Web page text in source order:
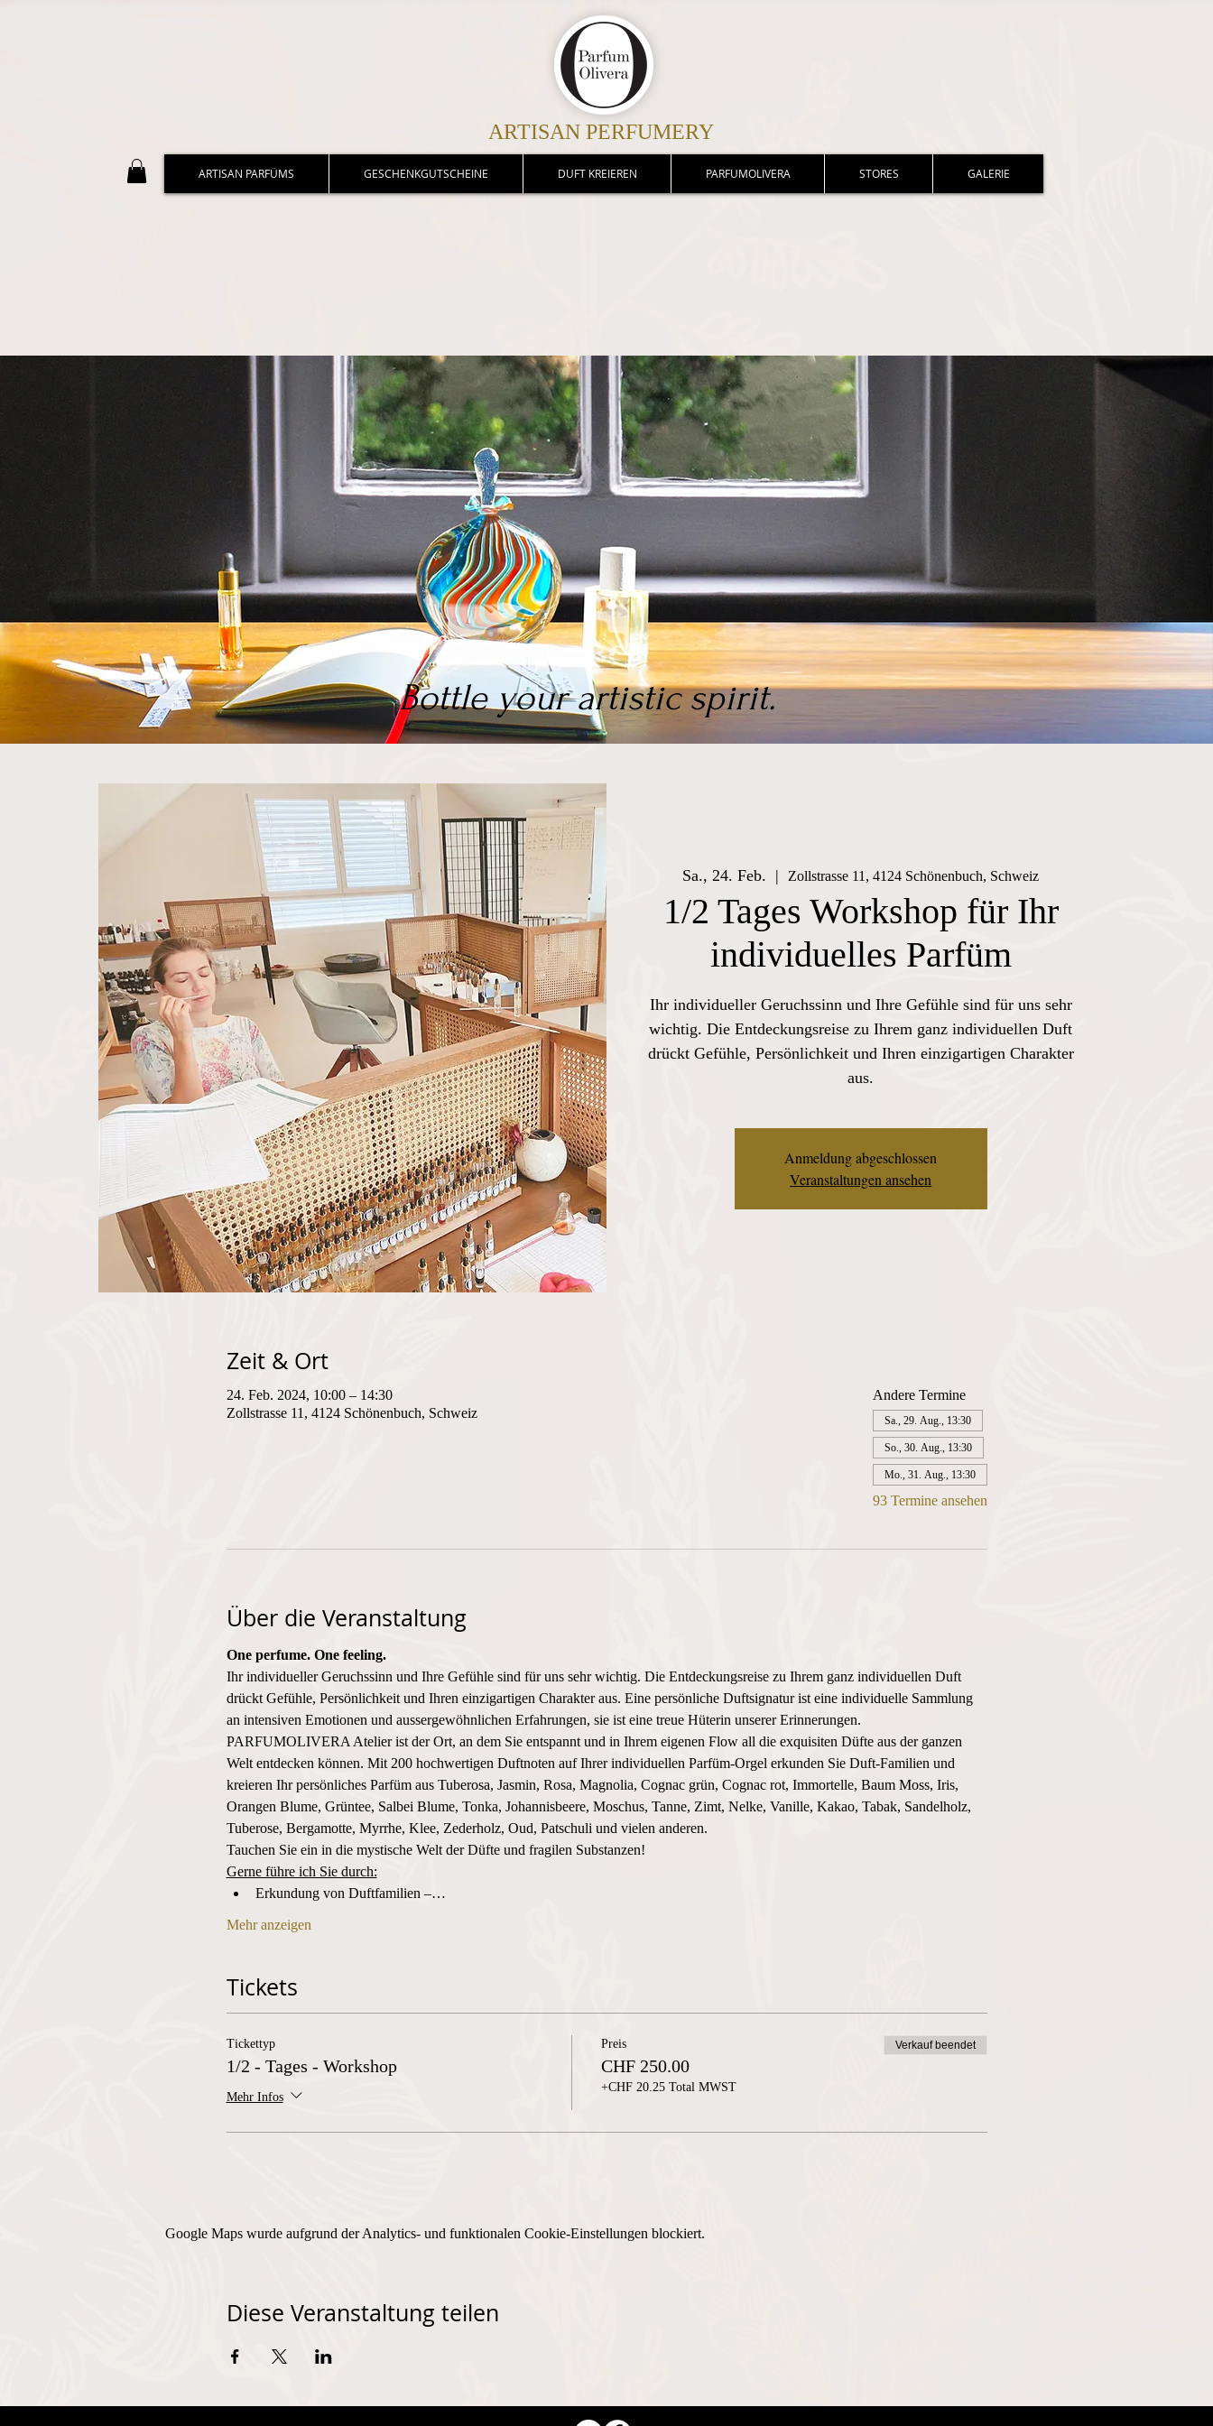
ARTISAN PERFUMERY
ARTISAN PARFÜMS GESCHENKGUTSCHEINE DUFT KREIEREN PARFUMOLIVERA STORES GALERIE
Bottle your artistic spirit.
Sa., 24. Feb.
  |
Zollstrasse 11, 4124 Schönenbuch, Schweiz
1/2 Tages Workshop für Ihr
individuelles Parfüm
Ihr individueller Geruchssinn und Ihre Gefühle sind für uns sehr
wichtig. Die Entdeckungsreise zu Ihrem ganz individuellen Duft
drückt Gefühle, Persönlichkeit und Ihren einzigartigen Charakter
aus.
Anmeldung abgeschlossen
Veranstaltungen ansehen
Zeit & Ort
24. Feb. 2024, 10:00 – 14:30
Zollstrasse 11, 4124 Schönenbuch, Schweiz
Andere Termine
Sa., 29. Aug., 13:30
So., 30. Aug., 13:30
Mo., 31. Aug., 13:30
93 Termine ansehen
Über die Veranstaltung
One perfume. One feeling.
Ihr individueller Geruchssinn und Ihre Gefühle sind für uns sehr wichtig. Die Entdeckungsreise zu Ihrem ganz individuellen Duft
drückt Gefühle, Persönlichkeit und Ihren einzigartigen Charakter aus. Eine persönliche Duftsignatur ist eine individuelle Sammlung
an intensiven Emotionen und aussergewöhnlichen Erfahrungen, sie ist eine treue Hüterin unserer Erinnerungen.
PARFUMOLIVERA Atelier ist der Ort, an dem Sie entspannt und in Ihrem eigenen Flow all die exquisiten Düfte aus der ganzen
Welt entdecken können. Mit 200 hochwertigen Duftnoten auf Ihrer individuellen Parfüm-Orgel erkunden Sie Duft-Familien und
kreieren Ihr persönliches Parfüm aus Tuberosa, Jasmin, Rosa, Magnolia, Cognac grün, Cognac rot, Immortelle, Baum Moss, Iris,
Orangen Blume, Grüntee, Salbei Blume, Tonka, Johannisbeere, Moschus, Tanne, Zimt, Nelke, Vanille, Kakao, Tabak, Sandelholz,
Tuberose, Bergamotte, Myrrhe, Klee, Zederholz, Oud, Patschuli und vielen anderen.
Tauchen Sie ein in die mystische Welt der Düfte und fragilen Substanzen!
Gerne führe ich Sie durch:
Erkundung von Duftfamilien –…
Mehr anzeigen
Tickets
Tickettyp
1/2 - Tages - Workshop
Mehr Infos
Preis
CHF 250.00
+CHF 20.25 Total MWST
Verkauf beendet
Google Maps wurde aufgrund der Analytics- und funktionalen Cookie-Einstellungen blockiert.
Diese Veranstaltung teilen